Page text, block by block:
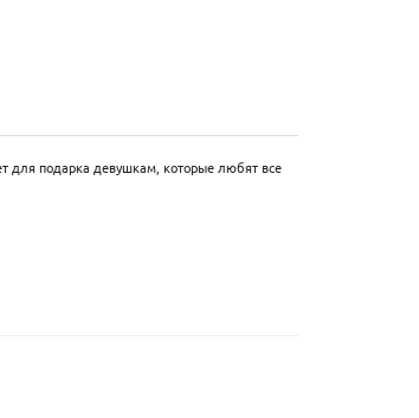
для подарка девушкам, которые любят все